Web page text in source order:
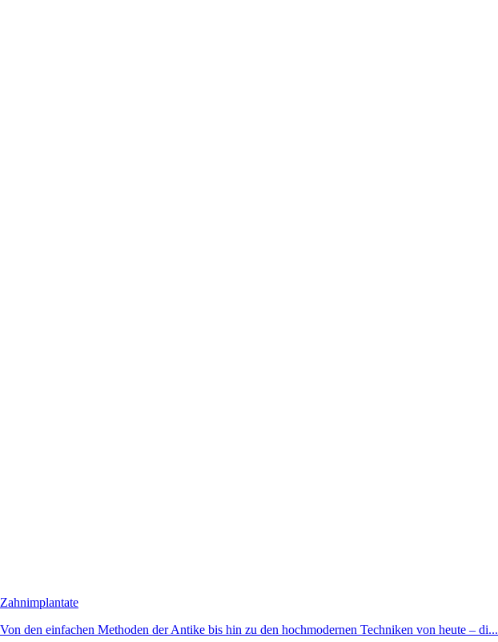
Zahnimplantate
Von den einfachen Methoden der Antike bis hin zu den hochmodernen Techniken von heute – di...